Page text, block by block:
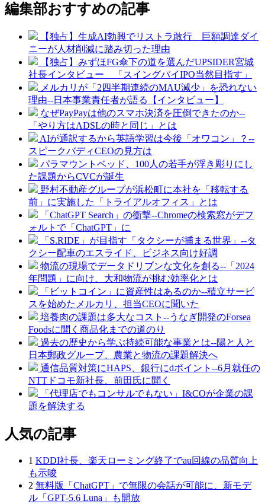
編集部おすすめの記事
【独占】生成AI勃興でリストラ敢行 巨額調達ダイ
ニーが人材削減に踏み切った理由
【独占】みずほFG傘下の道を選んだUPSIDER宮城
社長インタビュー 「スイングバイIPO当然目指す」
メルカリが「2四半期連続のMAU減少」を恐れない
理由--日本事業責任者が語る【インタビュー】
なぜPayPayは他のスマホ決済を圧倒できたのか--
「やり方はADSLの時と同じ」とは
AIが通訳するから英語学習は今後「オワコン」？--
スピークバディCEOの見方は
パラマウントベッド、100人の若手が浮き彫りにし
た課題からCVCが誕生
野村不動産グループが浜松町に本社を「移転する
前」に実施した「トライアルオフィス」とは
「ChatGPT Search」の衝撃--Chromeの検索窓がデフ
ォルトで「ChatGPT」に
「S.RIDE」が目指す「タクシーが捕まる世界」--タ
クシー配車のエスライド、ビジネス向け好調
物流の現場でデータドリブンな文化を創る--「2024
年問題」に向け、大和物流が挑む効率化とは
「ビットコイン」に資産性はあるのか--積立サービ
スを始めたメルカリ、担当CEOに聞いた
培養肉の課題は多大なコスト--うなぎ開発のForsea
Foodsに聞く商品化までの道のり
過去の歴史から学ぶ持続可能な事業とは--陽と人と
日本郵政グループ、農業と物流の課題解決へ
通信品質対策にHAPS、銀行にdポイント--6月就任の
NTTドコモ新社長、前田氏に聞く
「代理店でもコンサルでもない」I&COが企業の課
題を解決する
人気の記事
1 KDDI社長、楽天ローミング終了でau回線の品質向上
も示唆
2 無料版「ChatGPT」で無限の会話が可能に、新モデ
ル「GPT‑5.6 Luna」も開放